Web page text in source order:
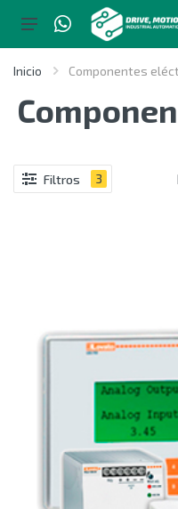
Inicio Componentes
Filtros 3